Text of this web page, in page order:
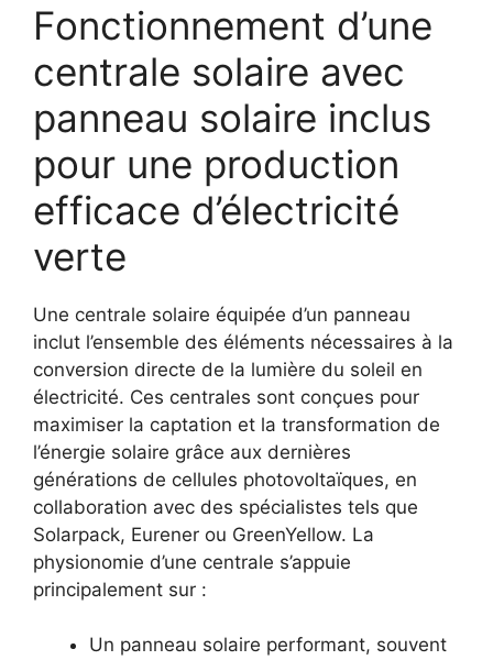
Fonctionnement d’une
centrale solaire avec
panneau solaire inclus
pour une production
efficace d’électricité
verte
Une centrale solaire équipée d’un panneau
inclut l’ensemble des éléments nécessaires à la
conversion directe de la lumière du soleil en
électricité. Ces centrales sont conçues pour
maximiser la captation et la transformation de
l’énergie solaire grâce aux dernières
générations de cellules photovoltaïques, en
collaboration avec des spécialistes tels que
Solarpack, Eurener ou GreenYellow. La
physionomie d’une centrale s’appuie
principalement sur :
Un panneau solaire performant, souvent